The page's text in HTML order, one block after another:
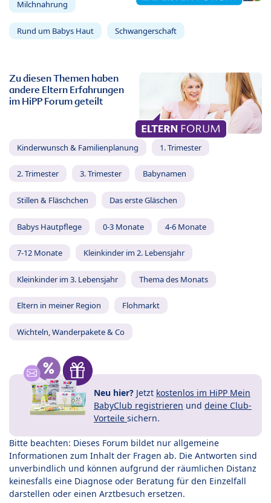
Milchnahrung
Rund um Babys Haut Schwangerschaft
Zu diesen Themen haben
andere Eltern Erfahrungen
im HiPP Forum geteilt
Kinderwunsch & Familienplanung 1. Trimester
2. Trimester 3. Trimester Babynamen
Stillen & Fläschchen Das erste Gläschen
Babys Hautpflege 0-3 Monate 4-6 Monate
7-12 Monate Kleinkinder im 2. Lebensjahr
Kleinkinder im 3. Lebensjahr Thema des Monats
Eltern in meiner Region Flohmarkt
Wichteln, Wanderpakete & Co
Neu hier? Jetzt kostenlos im HiPP Mein
BabyClub registrieren und deine Club-
Vorteile sichern.
Bitte beachten: Dieses Forum bildet nur allgemeine
Informationen zum Inhalt der Fragen ab. Die Antworten sind
unverbindlich und können aufgrund der räumlichen Distanz
keinesfalls eine Diagnose oder Beratung für den Einzelfall
darstellen oder einen Arztbesuch ersetzen.